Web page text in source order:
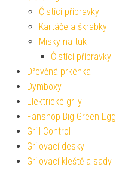
Čistící přípravky
Kartáče a škrabky
Misky na tuk
Čistící přípravky
Dřevěná prkénka
Dymboxy
Elektrické grily
Fanshop Big Green Egg
Grill Control
Grilovací desky
Grilovací kleště a sady